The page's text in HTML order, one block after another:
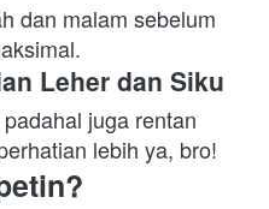
dan malam sebelum
Leher dan Siku
juga rentan
lebih ya, bro!